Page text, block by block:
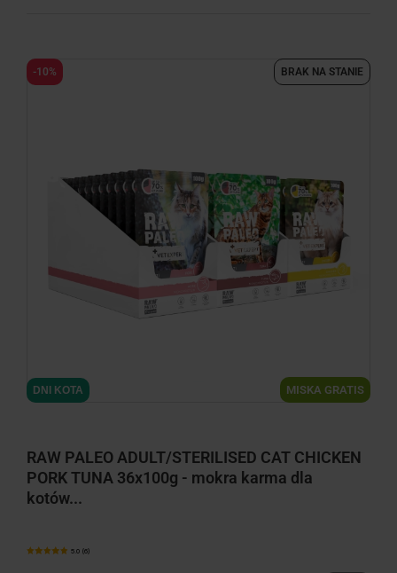
MISKA GRATIS
DNI KOTA
RAW PALEO ADULT/STERILISED CAT CHICKEN
PORK TUNA 36x100g - mokra karma dla
kotów...
5.0 (6)
-10% BRAK NA STANIE